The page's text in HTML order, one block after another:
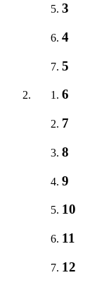
3
4
5
6
7
8
9
10
11
12